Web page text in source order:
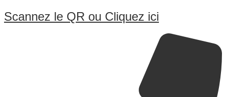
Scannez le QR ou Cliquez ici